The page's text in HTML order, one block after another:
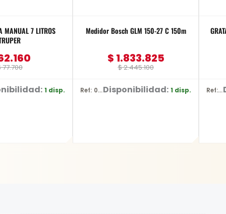
MANUAL 7 LITROS
77.700
1 disp.
Medidor Bosch GLM 150-27 C 150m
$2.445.100
$ 1.833.825
Ref: 0601.072.Z00-000Disponibilidad: 1 disp. Ref: D-26515